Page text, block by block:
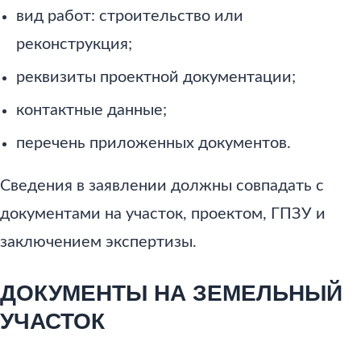
вид работ: строительство или
реконструкция;
реквизиты проектной документации;
контактные данные;
перечень приложенных документов.
Сведения в заявлении должны совпадать с
документами на участок, проектом, ГПЗУ и
заключением экспертизы.
ДОКУМЕНТЫ НА ЗЕМЕЛЬНЫЙ
УЧАСТОК